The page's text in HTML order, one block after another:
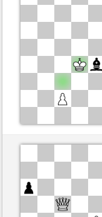
Negras
Ottfried
Tiempo: 15 minutes/
Esta partida es por puntos